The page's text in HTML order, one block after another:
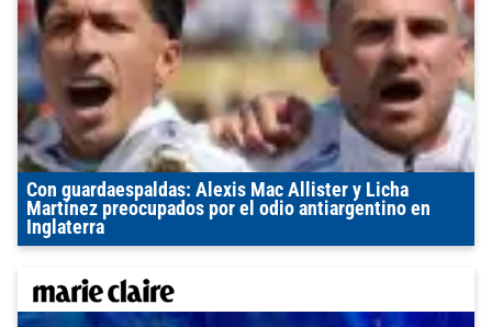
Con guardaespaldas: Alexis Mac Allister y Licha
Martínez preocupados por el odio antiargentino en
Inglaterra